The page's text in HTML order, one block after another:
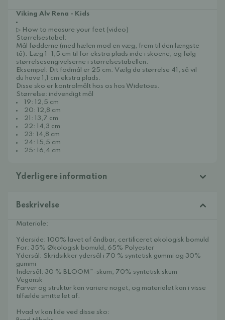
Viking Alv Rena - Kids
▷ How to measure your feet (video)
Størrelsestabel:
Mål fødderne (med hælen mod en væg, frem til den længste
tå). Læg 1–1,5 cm til for ekstra plads inde i skoene, og følg
størrelsesangivelserne i størrelsestabellen.
Eksempel: Dit fodmål er 25 cm. Vælg da størrelse 41, så vil
du have 1,1 cm ekstra plads.
Disse sko er kontrolmålt hos os hos Widetoes.
Størrelse: indvendigt mål
19: 12,5 cm
20: 12,8 cm
21: 13,7 cm
22: 14,3 cm
23: 14,8 cm
24: 15,5 cm
25: 16,4 cm
Yderligere information
Beskrivelse
Materiale:
Yderside: 100% lavet af åndbar, certificeret økologisk bomuld
For: 35% Økologisk bomuld, 65% Polyester
Ydersål: Skridsikker ydersål i 70 % syntetisk gummi og 30%
gummi
Indersål: 30 % BLOOM™-skum, 70% syntetisk skum
Vegansk
Farver og struktur kan variere noget, og materialet kan i visse
tilfælde smitte let af.
Hvad vi kan lide ved disse sko: